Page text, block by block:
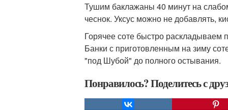
Тушим баклажаны 40 минут на
чеснок. Уксус можно не добавлять,
Горячее соте быстро
Банки с приготовленным на зиму
"под Шубой" до полного остывания.
Понравилось? Поделитесь с